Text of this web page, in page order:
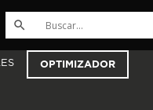
OPTIMIZADOR